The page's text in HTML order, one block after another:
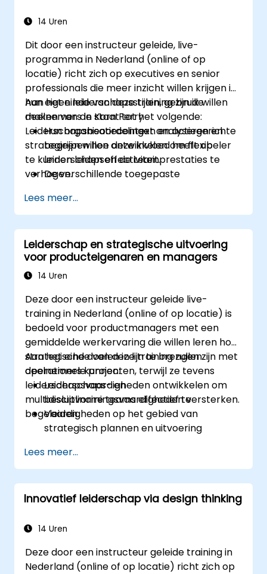
stand te brengen.
14 Uren
Dit door een instructeur geleide, live-
programma in Nederland (online of op
locatie) richt zich op executives en senior
professionals die meer inzicht willen krijgen in
hun eigen leiderschapsstijlen, gebruik willen
maken van de Korn Ferry
Leiderschapsbeoordelingen en actiegerichte
strategieën willen ontwikkelen om flexibeler
te kunnen leiden en de teamprestaties te
verhogen.
Aan het einde van deze training zijn de
deelnemers in staat tot het volgende:
Hun organisatiecontext analyseren en
begrijpen hoe deze invloed heeft op
leiderschapseffectiviteit.
De verschillende toegepaste
hun effecten.
Beoordelen in hoeverre
leiderschapsaanpakken de
betrokkenheid, dynamiek en prestaties
van teams beïnvloeden.
Gebruikmaken van feedback uit
punten en groeimogelijkheden te
identificeren.
Een causaal model toepassen om
leiderschapsgedragingen te bestuderen
en hun directe invloed op de
bedrijfscultuur te begrijpen.
Actiegerichte strategieën ontwikkelen
om de flexibiliteit van het leiderschap en
teamprestaties te vergroten.
Lees meer...
Leiderschap en strategische uitvoering
voor producteigenaren en managers
14 Uren
Deze door een instructeur geleide live-
training in Nederland (online of op locatie) is
bedoeld voor productmanagers met een
gemiddelde werkervaring die willen leren hoe
strategische doelen in lijn te brengen zijn met
operationele projecten, terwijl ze tevens
leiderschapsvaardigheden ontwikkelen om
multidisciplinaire teams effectief te
begeleiden.
Aan het einde van deze training zullen
deelnemers kunnen:
Leiderschaps- en
besluitvormingsvaardigheden versterken.
Vaardigheden op het gebied van
strategisch plannen en uitvoering
Projectmanagementexpertise
ontwikkelen voor een succesvolle
projectrealisatie.
Specifieke vaardigheden als
op projecten in de bank- en financiële
Leren hoe strategische doelstellingen te
verzoenen zijn met operationele
Lees meer...
Innovatief leiderschap via design thinking
14 Uren
Deze door een instructeur geleide training in
Nederland (online of op locatie) richt zich op